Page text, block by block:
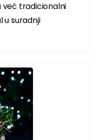
već tradicionalni
u suradnji